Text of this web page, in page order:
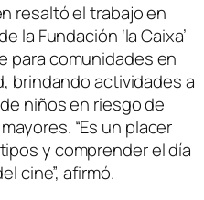
resaltó el trabajo en
la Fundación ‘la Caixa’
para comunidades en
brindando actividades a
niños en riesgo de
“Es un placer
y comprender el día
cine”, afirmó.